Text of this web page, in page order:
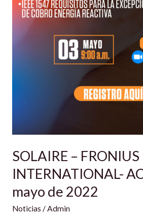
SOLAIRE – FRONIUS
INTERNATIONAL-
mayo de 2022
Noticias /Admin